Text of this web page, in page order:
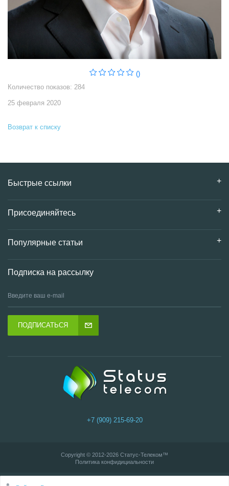
()
Количество показов: 284
25 февраля 2020
Возврат к списку
Быстрые ссылки
Присоединяйтесь
Популярные статьи
Подписка на рассылку
ПОДПИСАТЬСЯ
+7 (909) 215-69-20
Copyright © 2012-2026 Статус-Телеком™
Политика конфидициальности